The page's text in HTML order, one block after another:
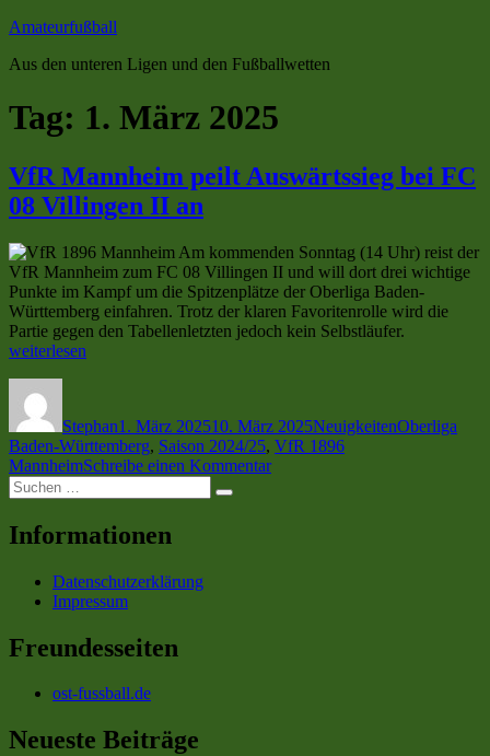
Zum
springen
Amateurfußball
Aus den unteren Ligen und den Fußballwetten
Tag: 1. März 2025
VfR Mannheim peilt Auswärtssieg bei FC
08 Villingen II an
Am kommenden Sonntag (14 Uhr) reist der
VfR Mannheim zum FC 08 Villingen II und will dort drei wichtige
Punkte im Kampf um die Spitzenplätze der Oberliga Baden-
Württemberg einfahren. Trotz der klaren Favoritenrolle wird die
Partie gegen den Tabellenletzten jedoch kein Selbstläufer.
FC
weiterlesen
Stephan1. März 202510. März 2025NeuigkeitenOberliga
Baden-Württemberg, Saison 2024/25, VfR 1896
MannheimSchreibe einen Kommentarzu
Suchen
nach:
Suchen
Informationen
Datenschutzerklärung
Impressum
Freundesseiten
ost-fussball.de
Neueste Beiträge